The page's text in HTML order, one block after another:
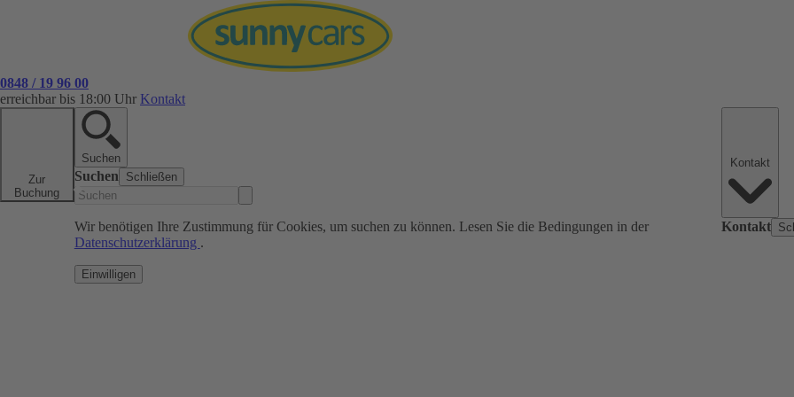
0848 / 19 96 00
erreichbar bis 18:00 Uhr Kontakt
Zur
Buchung
Suchen
Suchen Schließen
Wir benötigen Ihre Zustimmung für Cookies, um suchen zu können. Lesen Sie die Bedingungen in der
Datenschutzerklärung .
Einwilligen
Kontakt